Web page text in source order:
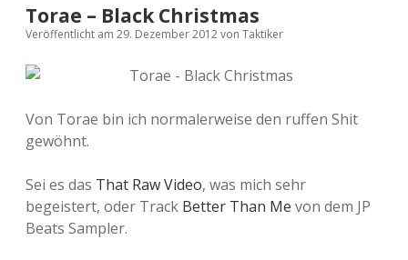
Torae – Black Christmas
Veröffentlicht am 29. Dezember 2012von Taktiker
Von Torae bin ich normalerweise den ruffen Shit
gewöhnt.
Sei es das That Raw Video, was mich sehr
begeistert, oder Track Better Than Me von dem JP
Beats Sampler.